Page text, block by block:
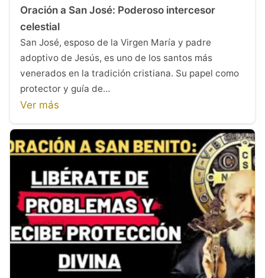
Oración a San José: Poderoso intercesor
celestial
San José, esposo de la Virgen María y padre
adoptivo de Jesús, es uno de los santos más
venerados en la tradición cristiana. Su papel como
protector y guía de…
Ver más